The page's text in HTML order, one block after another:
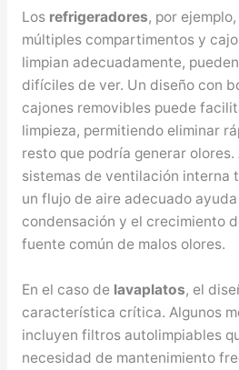
Los refrigeradores, por
múltiples compartimentos y
limpian adecuadamente,
difíciles de ver. Un diseño con
cajones removibles puede
limpieza, permitiendo eliminar
resto que podría generar olores.
sistemas de ventilación interna
un flujo de aire adecuado
condensación y el crecimiento
fuente común de malos olores.
En el caso de lavaplatos, el
característica crítica. Algunos
incluyen filtros autolimpiables
necesidad de mantenimiento